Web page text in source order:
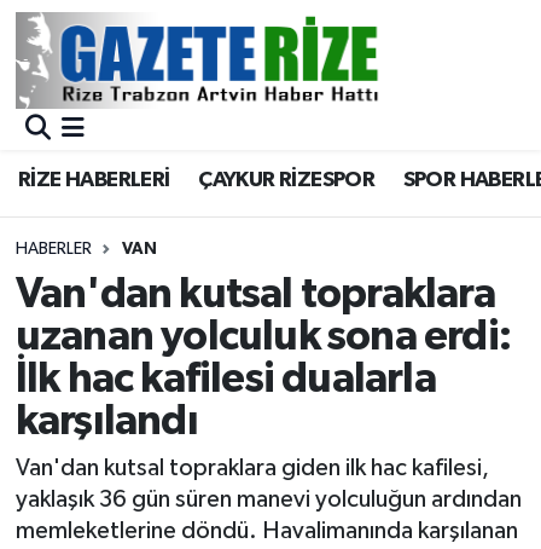
RİZE HABERLERİ ÇAYKUR RİZESPOR SPOR
HABERLER VAN
Van'dan kutsal topraklara
uzanan yolculuk sona erdi:
İlk hac kafilesi dualarla
karşılandı
Van'dan kutsal topraklara giden ilk hac kafilesi,
yaklaşık 36 gün süren manevi yolculuğun ardından
memleketlerine döndü. Havalimanında karşılanan
BÖLGEMİZ
Asayiş
Rize Jandarma Komutanlığı
Bilim Teknoloji
Bölge
Advertising news
Canlı Maç
Merkez Nöbetçi Eczaneler
Merkez Trafik Yoğunluk Haritası
Süper Lig Puan Durumu ve Fikstür
Tüm Manşetler
Son Dakika Haberleri
Haber Arşivi